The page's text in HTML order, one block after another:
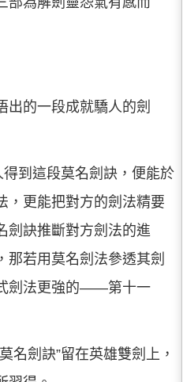
的一段成就驕人的劍
得到這段莫名劍訣，便能於
，更能把對方的劍法精要
劍訣推斷對方劍法的進
那若用莫名劍法參透其劍
劍法更強的——第十一
名劍訣”留在英雄雙劍上，